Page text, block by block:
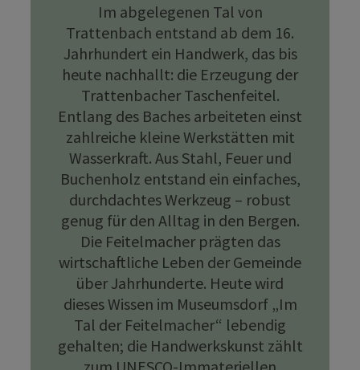
Im abgelegenen Tal von
Trattenbach entstand ab dem 16.
Jahrhundert ein Handwerk, das bis
heute nachhallt: die Erzeugung der
Trattenbacher Taschenfeitel.
Entlang des Baches arbeiteten einst
zahlreiche kleine Werkstätten mit
Wasserkraft. Aus Stahl, Feuer und
Buchenholz entstand ein einfaches,
durchdachtes Werkzeug – robust
genug für den Alltag in den Bergen.
Die Feitelmacher prägten das
wirtschaftliche Leben der Gemeinde
über Jahrhunderte. Heute wird
dieses Wissen im Museumsdorf „Im
Tal der Feitelmacher“ lebendig
gehalten; die Handwerkskunst zählt